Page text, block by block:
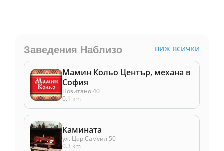
Заведения Наблизо виж всички
Мамин Кольо Център, механа в
София
Позитано 40
0.1 km
Камината
ул. Цар Самуил 50
0.3 km